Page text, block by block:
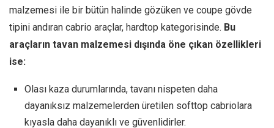
malzemesi ile bir bütün halinde gözüken ve coupe gövde
tipini andıran cabrio araçlar, hardtop kategorisinde. Bu
araçların tavan malzemesi dışında öne çıkan özellikleri
ise:
Olası kaza durumlarında, tavanı nispeten daha
dayanıksız malzemelerden üretilen softtop cabriolara
kıyasla daha dayanıklı ve güvenlidirler.